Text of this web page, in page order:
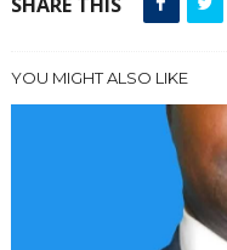
YOU MIGHT ALSO LIKE